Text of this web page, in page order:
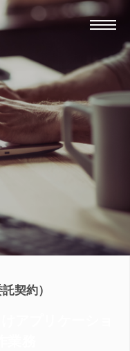
アプリケーショ
契約）